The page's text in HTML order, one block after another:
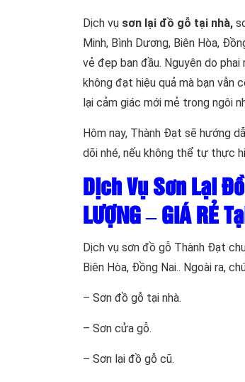
Dịch vụ sơn lại đồ gỗ tại nhà,
Minh, Bình Dương, Biên Hòa,
vẻ đẹp ban đầu. Nguyên do
không đạt hiệu quả mà bạn vẫn
lại cảm giác mới mẻ trong ngôi
Hôm nay, Thành Đạt sẽ hướng
dõi nhé, nếu không thể tự thực
Dịch Vụ Sơn Lại
LƯỢNG – GIÁ RẺ
Dịch vụ sơn đồ gỗ Thành Đạt
Biên Hòa, Đồng Nai.. Ngoài ra,
– Sơn đồ gỗ tại nhà.
– Sơn cửa gỗ.
– Sơn lại đồ gỗ cũ.